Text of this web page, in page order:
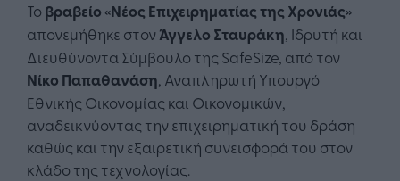
Το βραβείο «Νέος Επιχειρηματίας της Χρονιάς»
απονεμήθηκε στονΆγγελο Σταυράκη, Ιδρυτή και
Διευθύνοντα Σύμβουλο της SafeSize, από τον
Νίκο Παπαθανάση, Αναπληρωτή Υπουργό
Εθνικής Οικονομίας και Οικονομικών,
αναδεικνύοντας την επιχειρηματική του δράση
καθώς και την εξαιρετική συνεισφορά του στον
κλάδο της τεχνολογίας.